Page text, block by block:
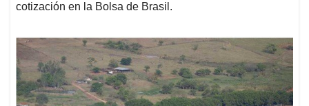
cotización en la Bolsa de Brasil.